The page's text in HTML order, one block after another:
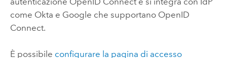
come Okta e Google che supportano OpenID
Connect.
È possibile configurare la pagina di accesso